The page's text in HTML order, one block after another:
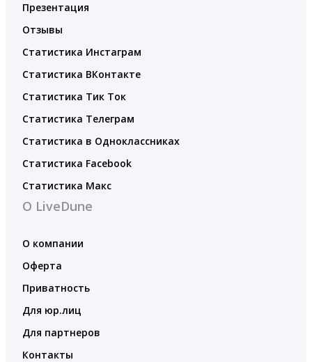
Презентация
Отзывы
Статистика Инстаграм
Статистика ВКонтакте
Статистика Тик Ток
Статистика Телеграм
Статистика в Одноклассниках
Статистика Facebook
Статистика Макс
О LiveDune
О компании
Оферта
Приватность
Для юр.лиц
Для партнеров
Контакты